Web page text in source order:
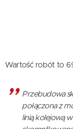
Wartość robót to
Przebudowa
połączona z
linią kolejową